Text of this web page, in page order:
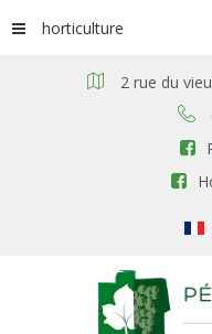
2 rue du
horticulture